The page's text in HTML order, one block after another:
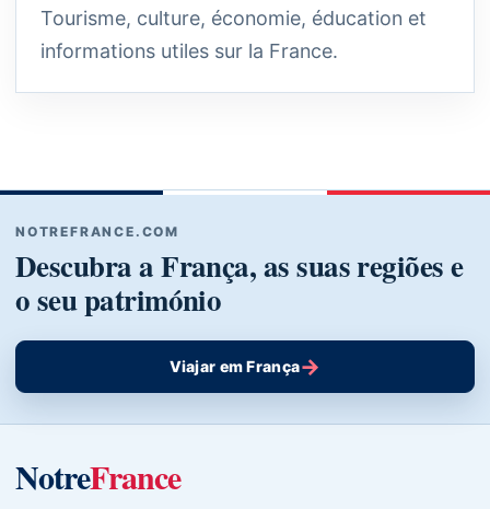
Tourisme, culture, économie, éducation et
informations utiles sur la France.
NOTREFRANCE.COM
Descubra a França, as suas regiões e
o seu património
Viajar em França→
NotreFrance